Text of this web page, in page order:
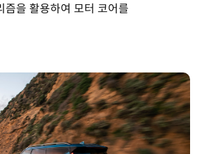
즘을 활용하여 모터 코어를